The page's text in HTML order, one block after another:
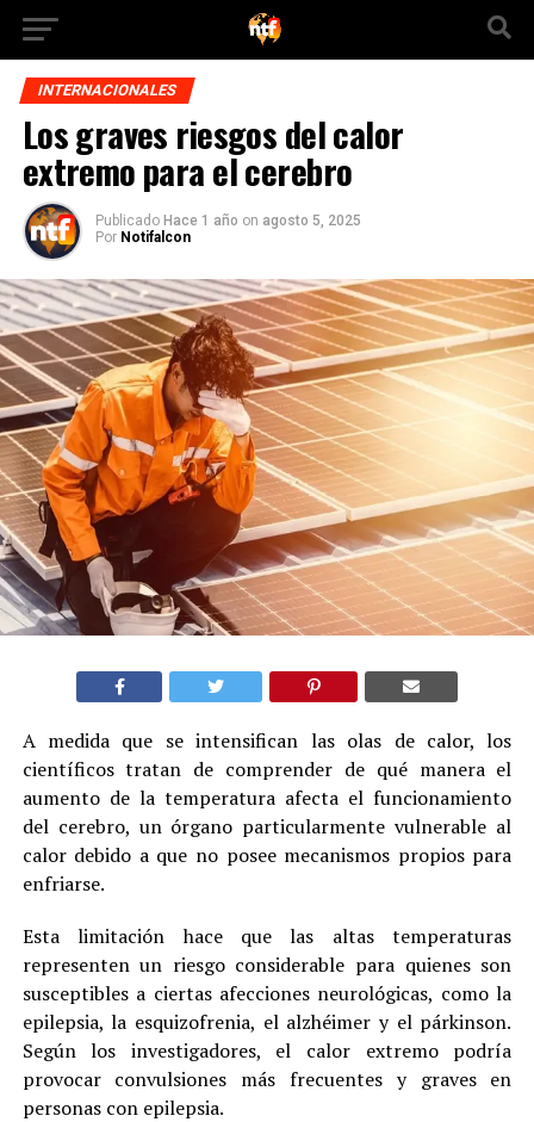
INTERNACIONALES
Los graves riesgos del calor
extremo para el cerebro
Publicado Hace 1 año on agosto 5, 2025
Por Notifalcon
A medida que se intensifican las olas de calor, los
científicos tratan de comprender de qué manera el
aumento de la temperatura afecta el funcionamiento
del cerebro, un órgano particularmente vulnerable al
calor debido a que no posee mecanismos propios para
enfriarse.
Esta limitación hace que las altas temperaturas
representen un riesgo considerable para quienes son
susceptibles a ciertas afecciones neurológicas, como la
epilepsia, la esquizofrenia, el alzhéimer y el párkinson.
Según los investigadores, el calor extremo podría
provocar convulsiones más frecuentes y graves en
personas con epilepsia.